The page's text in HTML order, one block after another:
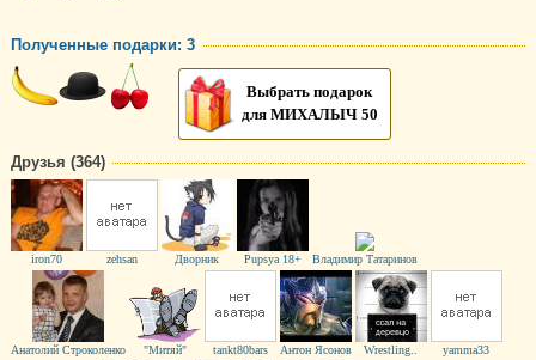
Полученные подарки: 3
Выбрать подарок
для МИХАЛЫЧ 50
Друзья (364)
iron70 zehsan Дворник Pupsya 18+ Владимир Татаринов
Анатолий Строколенко "Митяй" tankt80bars Антон Ясонов Wrestling.. yamma33